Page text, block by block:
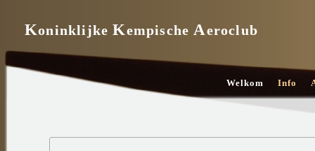
KoninklijkeKempische Aeroclub
Welkom Info